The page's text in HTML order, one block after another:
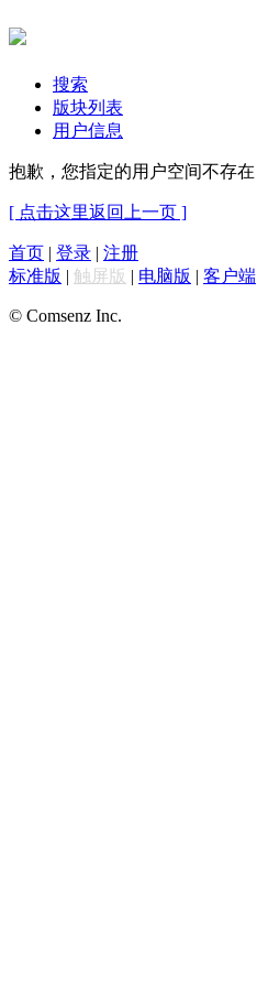
搜索
版块列表
用户信息
抱歉，您指定的用户空间不存在
[ 点击这里返回上一页 ]
首页 | 登录 | 注册
标准版 | 触屏版 | 电脑版 | 客户端
© Comsenz Inc.